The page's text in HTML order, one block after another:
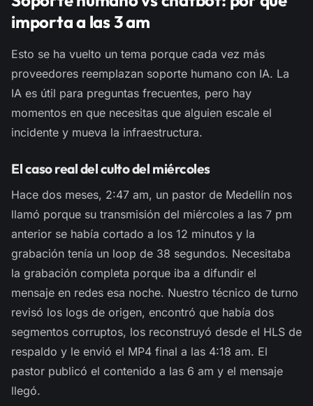
importa a las 3 am
Esto se ha vuelto un tema porque cada vez más
proveedores reemplazan soporte humano con IA. La
IA es útil para preguntas frecuentes, pero hay
momentos en que necesitas que alguien escale el
incidente y mueva la infraestructura.
El caso real del culto del miércoles
Hace dos meses, 2:47 am, un pastor de Medellín nos
llamó porque su transmisión del miércoles a las 7 pm
anterior se había cortado a los 12 minutos y la
grabación tenía un loop de 38 segundos. Necesitaba
la grabación completa porque iba a difundir el
mensaje en redes esa noche. Nuestro técnico de turno
revisó los logs de origen, encontró que había dos
segmentos corruptos, los reconstruyó desde el HLS de
respaldo y le envió el MP4 final a las 4:18 am. El
pastor publicó el contenido a las 6 am y el mensaje
llegó.